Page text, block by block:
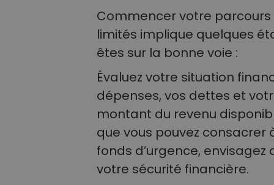
Commencer votre
limités implique quelques
êtes sur la bonne voie :
Évaluez votre situation
dépenses, vos dettes et
montant du revenu
que vous pouvez consacrer
fonds d’urgence,
votre sécurité financière.